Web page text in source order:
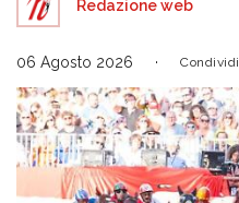
Redazione web
06 Agosto 2026 Condividi